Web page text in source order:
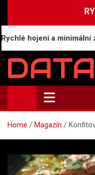
hojení a minimální
Data-
Ekonomické informace a
Home Magazín